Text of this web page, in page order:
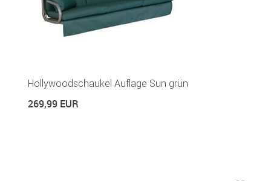
Hollywoodschaukel Auflage Sun grün
269,99 EUR